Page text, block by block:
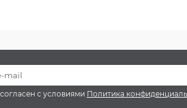
с условиями Политика